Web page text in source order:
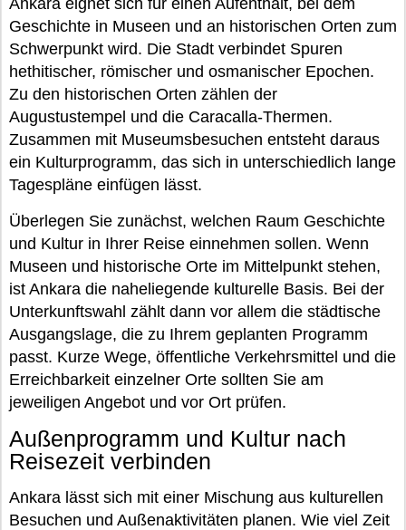
Geschichte in Museen und an historischen Orten zum
Schwerpunkt wird. Die Stadt verbindet Spuren
hethitischer, römischer und osmanischer Epochen.
Zu den historischen Orten zählen der
Augustustempel und die Caracalla-Thermen.
Zusammen mit Museumsbesuchen entsteht daraus
ein Kulturprogramm, das sich in unterschiedlich lange
Tagespläne einfügen lässt.
Überlegen Sie zunächst, welchen Raum Geschichte
und Kultur in Ihrer Reise einnehmen sollen. Wenn
Museen und historische Orte im Mittelpunkt stehen,
ist Ankara die naheliegende kulturelle Basis. Bei der
Unterkunftswahl zählt dann vor allem die städtische
Ausgangslage, die zu Ihrem geplanten Programm
passt. Kurze Wege, öffentliche Verkehrsmittel und die
Erreichbarkeit einzelner Orte sollten Sie am
jeweiligen Angebot und vor Ort prüfen.
Außenprogramm und Kultur nach
Reisezeit verbinden
Ankara lässt sich mit einer Mischung aus kulturellen
Besuchen und Außenaktivitäten planen. Wie viel Zeit